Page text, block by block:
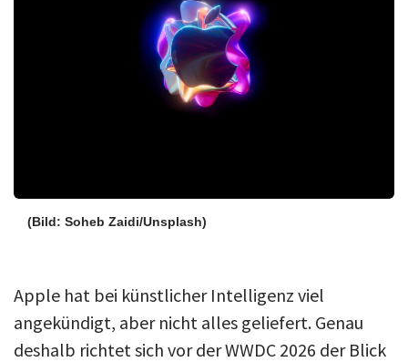
Anmelden
(Bild: Soheb Zaidi/Unsplash)
Apple hat bei künstlicher Intelligenz viel
angekündigt, aber nicht alles geliefert. Genau
deshalb richtet sich vor der WWDC 2026 der Blick